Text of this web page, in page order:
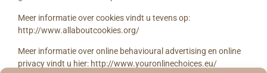
Meer informatie over cookies vindt u tevens op:
http://www.allaboutcookies.org/
Meer informatie over online behavioural advertising en online
privacy vindt u hier: http://www.youronlinechoices.eu/